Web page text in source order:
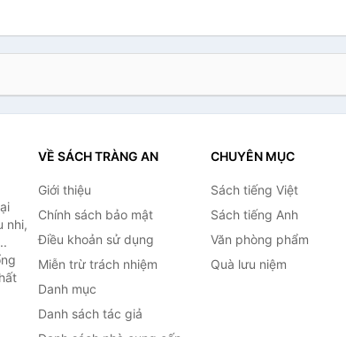
nhi,
VỀ SÁCH TRÀNG AN
Giới thiệu
Chính sách bảo mật
Điều khoản sử dụng
Miễn trừ trách nhiệm
Danh mục
Danh sách tác giả
CHUYÊN MỤC
Sách tiếng Việt
Sách tiếng Anh
Văn phòng phẩm
Quà lưu niệm